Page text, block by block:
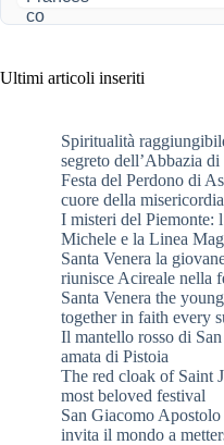
Ultimi articoli inseriti
Spiritualità
segreto dell’Abbazia
Festa del Perdono di
cuore della
I misteri del Piemonte:
Michele e la Linea
Santa Venera la
riunisce Acireale nella
Santa Venera the
together in faith every
Il mantello rosso di
amata di Pistoia
The red cloak of Saint
most beloved festival
San Giacomo
invita il mondo a